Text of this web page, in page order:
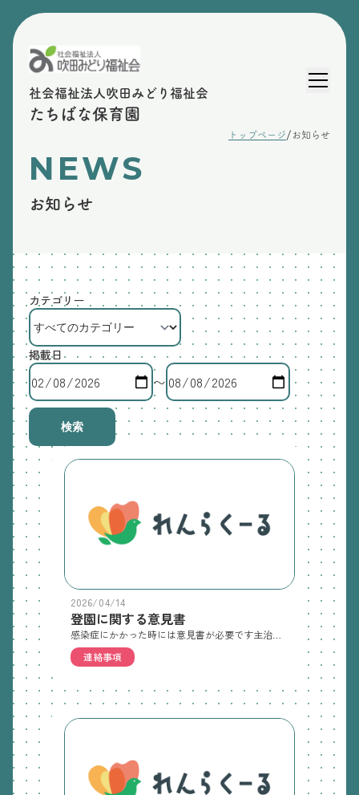
社会福祉法人吹田みどり福祉会
たちばな保育園
トップページ/ お知らせ
NEWS
お知らせ
カテゴリー
掲載日
〜
検索
2026/04/14
登園に関する意見書
連絡事項